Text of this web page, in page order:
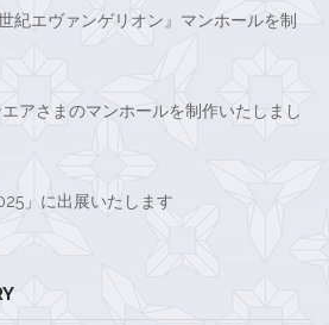
紀エヴァンゲリオン』マンホールを制
アさまのマンホールを制作いたしまし
」に出展いたします